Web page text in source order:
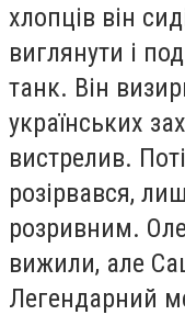
хлопців він
виглянути і
танк. Він
українських
вистрелив.
розірвався,
розривним.
вижили, але
Легендарний